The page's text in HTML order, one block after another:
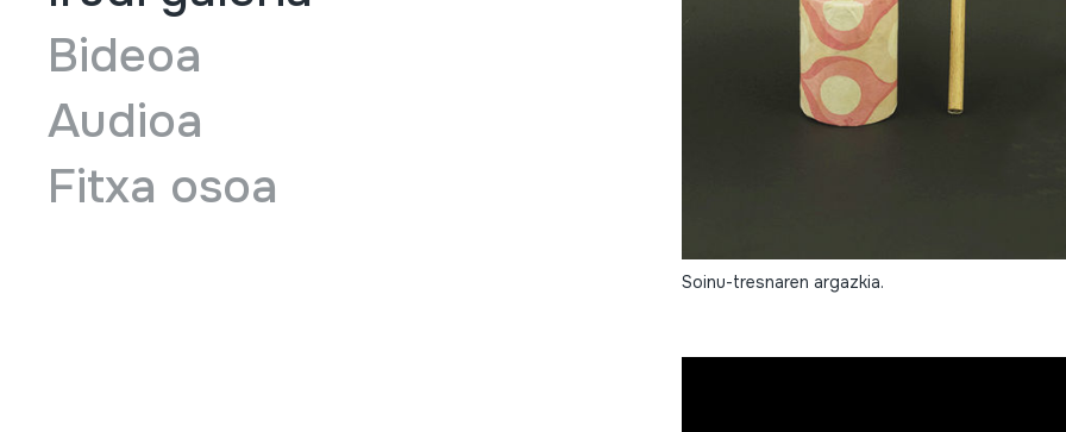
Bideoa
Audioa
Fitxa osoa
Soinu-tresnaren argazkia.